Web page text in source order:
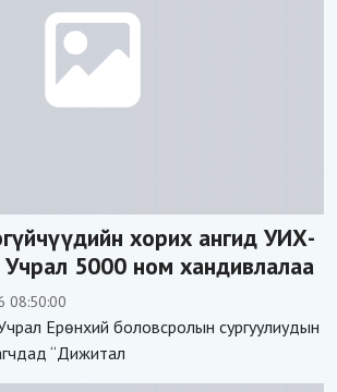
хорих ангид УИХ-
5000 ном хандивлалаа
08:50:00
Ерөнхий боловсролын сургуулиудын
“Дижитал